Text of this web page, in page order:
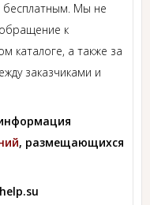
бесплатным. Мы не
к
каталоге, а также за
заказчиками и
, размещающихся